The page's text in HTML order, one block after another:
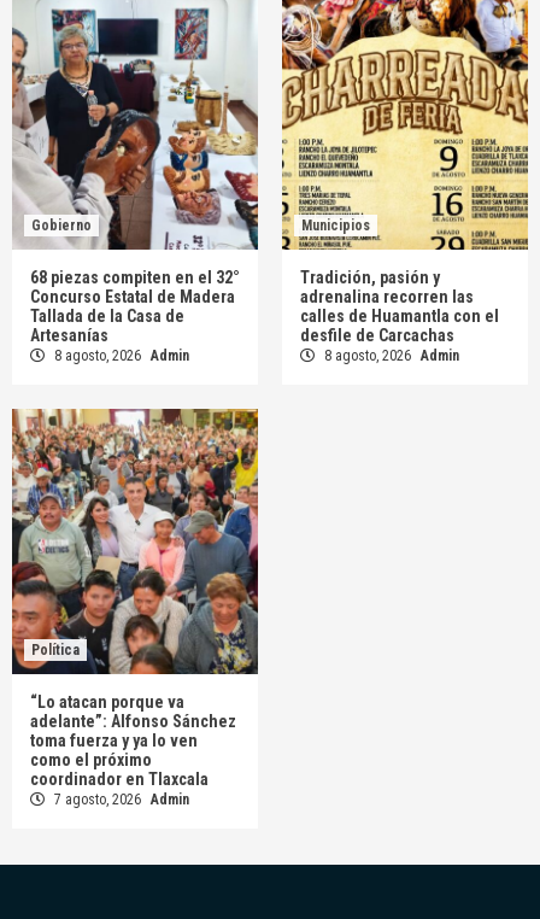
Gobierno
68 piezas compiten en el 32°
Concurso Estatal de Madera
Tallada de la Casa de
Artesanías
8 agosto, 2026 Admin
Municipios
Tradición, pasión y
adrenalina recorren las
calles de Huamantla con el
desfile de Carcachas
8 agosto, 2026 Admin
Política
“Lo atacan porque va
adelante”: Alfonso Sánchez
toma fuerza y ya lo ven
como el próximo
coordinador en Tlaxcala
7 agosto, 2026 Admin